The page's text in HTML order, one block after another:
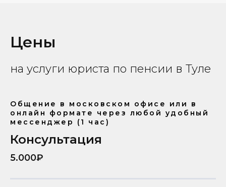
Цены
на услуги юриста по пенсии в Туле
Общение в московском офисе или в
онлайн формате через любой удобный
мессенджер (1 час)
Консультация
5.000₽